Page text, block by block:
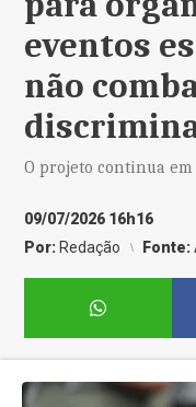
eventos
não
O projeto continua
09/07/2026 16h16
Por: Redação Fonte: